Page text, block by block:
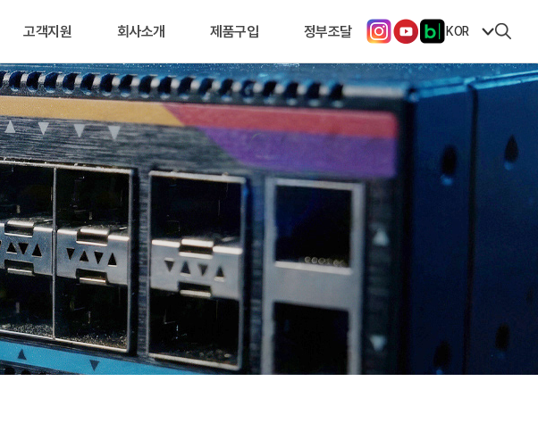
고객지원 회사소개 제품구입 정부조달 KOR